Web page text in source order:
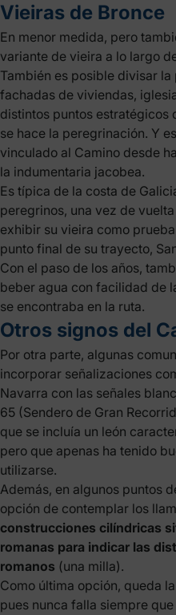
Vieiras de Bronce
En menor medida, pero
variante de vieira a lo largo
También es posible divisar
fachadas de viviendas,
distintos puntos
se hace la peregrinación. Y
vinculado al Camino desde
la indumentaria jacobea.
Es típica de la costa de
peregrinos, una vez de
exhibir su vieira como
punto final de su trayecto,
Con el paso de los años,
beber agua con facilidad de
se encontraba en la ruta.
Otros signos del
Por otra parte, algunas
incorporar señalizaciones
Navarra con las señales
65 (Sendero de Gran
que se incluía un león
pero que apenas ha tenido
utilizarse.
Además, en algunos puntos
opción de contemplar los
construcciones cilíndricas
romanas para indicar las
romanos (una milla).
Como última opción, queda
pues nunca falla siempre